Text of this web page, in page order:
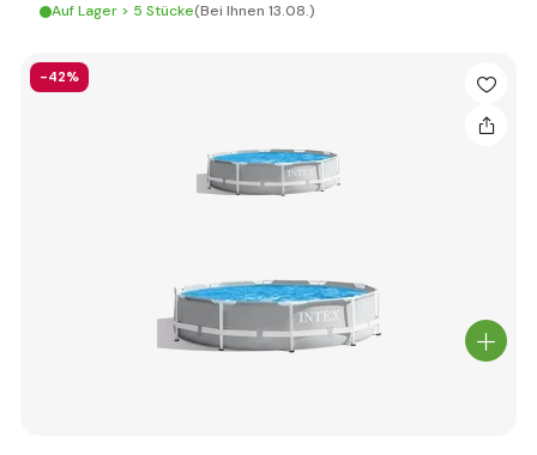
Auf Lager > 5 Stücke(Bei Ihnen 13.08.)
-42%